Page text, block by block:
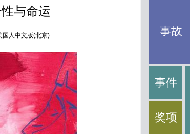
与命运
人中文版(北京) 事故
事件
奖项